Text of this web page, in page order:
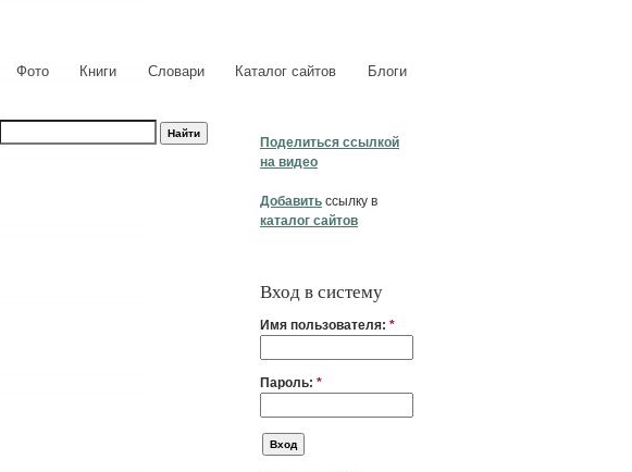
Фото Книги Словари Каталог сайтов Блоги
Поделиться ссылкой
на видео
Добавить ссылку в
каталог сайтов
Вход в систему
Имя пользователя: *
Пароль: *